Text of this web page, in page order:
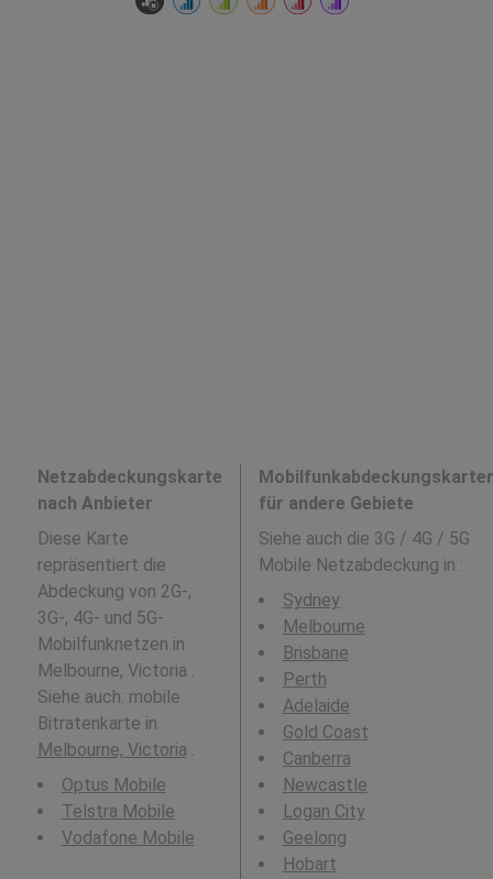
Netzabdeckungskarte
nach Anbieter
Diese Karte
repräsentiert die
Abdeckung von 2G-,
3G-, 4G- und 5G-
Mobilfunknetzen in
Melbourne, Victoria .
Siehe auch: mobile
Bitratenkarte in
Melbourne, Victoria .
Optus Mobile
Telstra Mobile
Vodafone Mobile
für andere Gebiete
Siehe auch die 3G / 4G / 5G
Mobile Netzabdeckung in :
Sydney
Melbourne
Brisbane
Perth
Adelaide
Gold Coast
Canberra
Newcastle
Logan City
Geelong
Hobart